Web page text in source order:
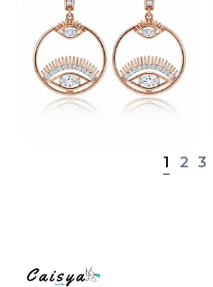
1 2 3